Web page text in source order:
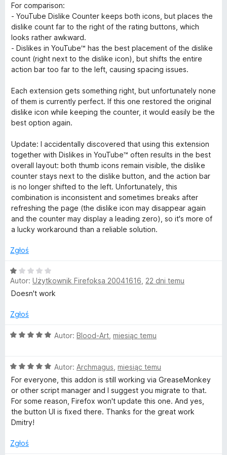
For comparison:
- YouTube Dislike Counter keeps both icons, but places the
dislike count far to the right of the rating buttons, which
looks rather awkward.
- Dislikes in YouTube™ has the best placement of the dislike
count (right next to the dislike icon), but shifts the entire
action bar too far to the left, causing spacing issues.
Each extension gets something right, but unfortunately none
of them is currently perfect. If this one restored the original
dislike icon while keeping the counter, it would easily be the
best option again.
Update: I accidentally discovered that using this extension
together with Dislikes in YouTube™ often results in the best
overall layout: both thumb icons remain visible, the dislike
counter stays next to the dislike button, and the action bar
is no longer shifted to the left. Unfortunately, this
combination is inconsistent and sometimes breaks after
refreshing the page (the dislike icon may disappear again
and the counter may display a leading zero), so it's more of
a lucky workaround than a reliable solution.
Zgłoś
O
c
e
a
1
Autor: Użytkownik Firefoksa 20041616 22 dni temu
Doesn't work
Zgłoś
O
n
a
5
/
5
Autor: Blood-Art miesiąc temu
O
c
e
n
a
:
/
Autor: Archmagus miesiąc temu
For everyone, this addon is still working via GreaseMonkey
or other script manager and I suggest you migrate to that.
For some reason, Firefox won't update this one. And yes,
the button UI is fixed there. Thanks for the great work
Dmitry!
Zgłoś